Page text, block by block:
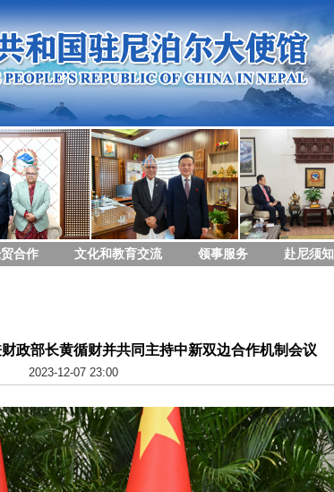
合作 文化和教育交流 领事服务 赴尼须知
政部长黄循财并共同主持中新双边合作机制会议
2023-12-07 23:00